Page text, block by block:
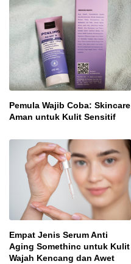
Pemula Wajib Coba: Skincare
Aman untuk Kulit Sensitif
Empat Jenis Serum Anti
Aging Somethinc untuk Kulit
Wajah Kencang dan Awet